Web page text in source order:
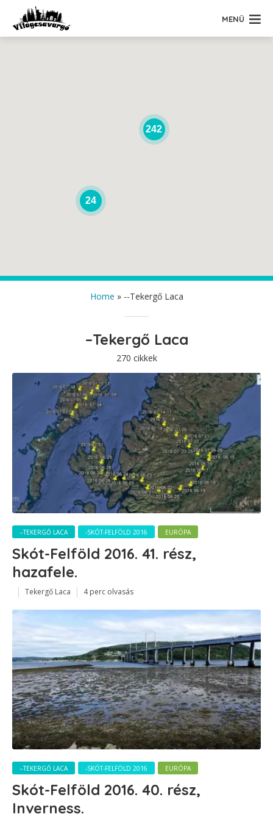
MENÜ
242
24
Home » --Tekergő Laca
–Tekergő Laca
270 cikkek
--TEKERGŐ LACA -SKÓT-FELFÖLD 2016 EURÓPA
Skót-Felföld 2016. 41. rész,
hazafele.
Tekergő Laca 4 perc olvasás
--TEKERGŐ LACA -SKÓT-FELFÖLD 2016 EURÓPA
Skót-Felföld 2016. 40. rész,
Inverness.